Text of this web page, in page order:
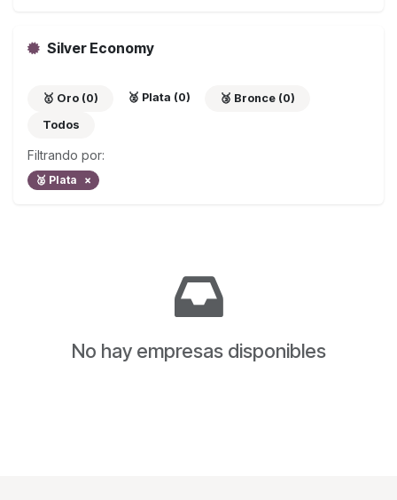
Silver Economy
🥇 Oro (0) 🥈 Plata (0)
🥉 Bronce (0)
Todos
Filtrando por:
🥈 Plata ×
No hay empresas disponibles